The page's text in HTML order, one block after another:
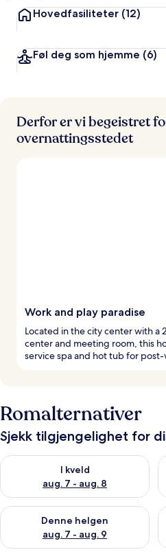
v
i
e
Hovedfasiliteter (12)
Føl deg som hjemme (6)
Derfor er vi begeistret
overnattingsstedet
Work and play paradise
Located in the city center with a
center and meeting room, this
service spa and hot tub for post-
Romalternativer
Sjekk tilgjengelighet for
I kveld
aug. 7 - aug. 8
Sjekk tilgjengelighet for i kveld,
Denne helgen
aug. 7 - aug. 9
Sjekk tilgjengelighet for denne